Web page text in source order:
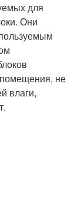
для
Они
не
влаги,